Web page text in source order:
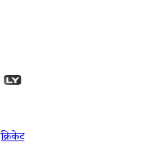
क्रिकेट